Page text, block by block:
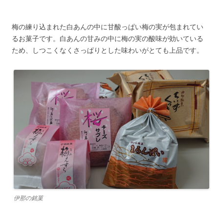
梅の練り込まれた白あんの中に甘酸っぱい梅の実が包まれてい
るお菓子です。白あんの甘みの中に梅の実の酸味が効いている
ため、しつこくなくさっぱりとした味わいがとても上品です。
伊那の銘菓